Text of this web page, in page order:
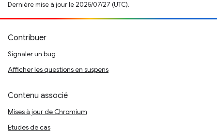
Dernière mise à jour le 2025/07/27 (UTC).
Contribuer
Signaler un bug
Afficher les questions en suspens
Contenu associé
Mises à jour de Chromium
Études de cas